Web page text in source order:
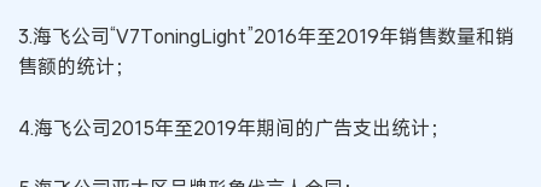
3.海飞公司“V7ToningLight”2016年至2019年销售数量和销
售额的统计；
4.海飞公司2015年至2019年期间的广告支出统计；